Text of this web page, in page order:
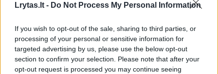
Lrytas.lt - Do Not Process My Personal Information
If you wish to opt-out of the sale, sharing to third parties, or
processing of your personal or sensitive information for
targeted advertising by us, please use the below opt-out
section to confirm your selection. Please note that after your
opt-out request is processed you may continue seeing
Daugiau nuotraukų (3)
2023 metų pradžia Vilniaus pirminėje būsto rinkoje iš
esmės niekuo nesiskyrė nuo 2022 metų gruodžio.
V.Ščiavinsko nuotr.